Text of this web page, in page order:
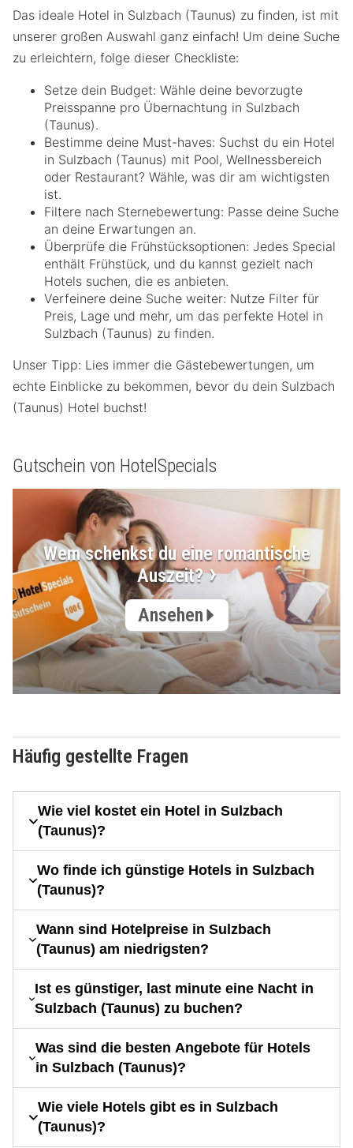
Das ideale Hotel in Sulzbach (Taunus) zu finden, ist mit
unserer großen Auswahl ganz einfach! Um deine Suche
zu erleichtern, folge dieser Checkliste:
Setze dein Budget: Wähle deine bevorzugte
Preisspanne pro Übernachtung in Sulzbach
(Taunus).
Bestimme deine Must-haves: Suchst du ein Hotel
in Sulzbach (Taunus) mit Pool, Wellnessbereich
oder Restaurant? Wähle, was dir am wichtigsten
ist.
Filtere nach Sternebewertung: Passe deine Suche
an deine Erwartungen an.
Überprüfe die Frühstücksoptionen: Jedes Special
enthält Frühstück, und du kannst gezielt nach
Hotels suchen, die es anbieten.
Verfeinere deine Suche weiter: Nutze Filter für
Preis, Lage und mehr, um das perfekte Hotel in
Sulzbach (Taunus) zu finden.
Unser Tipp: Lies immer die Gästebewertungen, um
echte Einblicke zu bekommen, bevor du dein Sulzbach
(Taunus) Hotel buchst!
Gutschein von HotelSpecials
Wem schenkst du eine romantische
Auszeit?
Ansehen
Häufig gestellte Fragen
Wie viel kostet ein Hotel in Sulzbach
(Taunus)?
Wo finde ich günstige Hotels in Sulzbach
(Taunus)?
Wann sind Hotelpreise in Sulzbach
(Taunus) am niedrigsten?
Ist es günstiger, last minute eine Nacht in
Sulzbach (Taunus) zu buchen?
Was sind die besten Angebote für Hotels
in Sulzbach (Taunus)?
Wie viele Hotels gibt es in Sulzbach
(Taunus)?